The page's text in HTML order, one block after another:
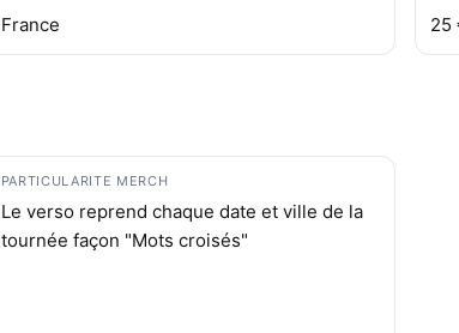
France 25
PARTICULARITE MERCH
Le verso reprend chaque date et ville de la
tournée façon "Mots croisés"